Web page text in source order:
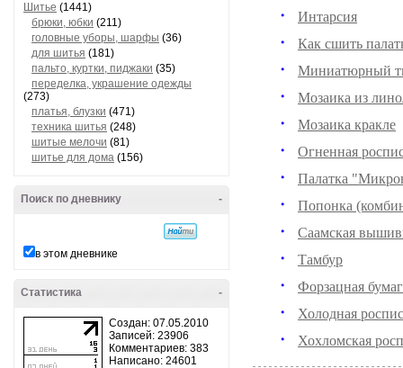
Шитье (1441)
брюки, юбки (211)
головные уборы, шарфы (36)
для шитья (181)
пальто, куртки, пиджаки (35)
переделка, украшение одежды
(273)
платья, блузки (471)
техника шитья (248)
шитые мелочи (81)
шитье для дома (156)
-
Поиск по дневнику
в этом дневнике
-
Статистика
Создан: 07.05.2010
Записей: 23906
Комментариев: 383
Написано: 24601
Интарсия
Как сшить
Миниатюрный
Мозаика из
Мозаика кракле
Огненная
Палатка
Попонка
Саамская
Тамбур
Форзацная
Холодная
Хохломская